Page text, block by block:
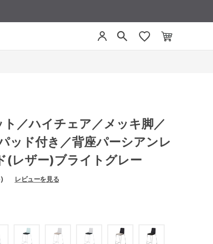
／ハイチェア／メッキ脚／
ッド付き／背座パーシアンレ
(レザー)ブライトグレー
レビューを見る